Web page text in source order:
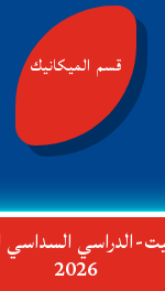
قسم الميكانيك
2026